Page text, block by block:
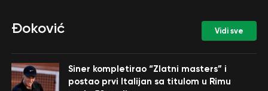
Đoković Vidi sve
Siner kompletirao “Zlatni masters” i
postao prvi Italijan sa titulom u Rimu